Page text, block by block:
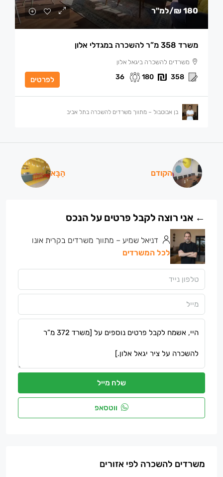
180 ₪ /למ"ר
משרד 358 מ”ר להשכרה במגדלי אלון
משרדים להשכרה ביגאל אלון
358
180
36 לפרטים
בן אבוטבול – מתווך משרדים להשכרה בתל אביב
הקודם הַבָּא
דניאל שמיע – מתווך משרדים בקרית אונו
לכל המשרדים
שלח מייל
ווטסאפ
משרדים להשכרה לפי אזורים